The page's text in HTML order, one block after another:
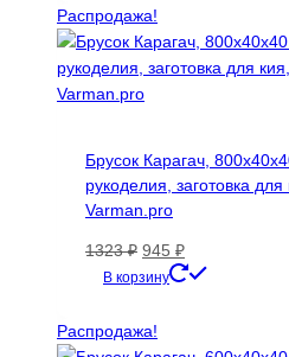
951 ₽.
Распродажа!
Брусок Карагач,
рукоделия, заготовка для
Varman.pro
1323₽ Первоначальная
цена
1323 ₽.
945 ₽Текущая
цена:
В корзину
Распродажа!